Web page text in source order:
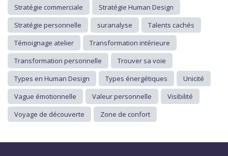
Stratégie commerciale
Stratégie Human Design
Stratégie personnelle
suranalyse
Talents cachés
Témoignage atelier
Transformation intérieure
Transformation personnelle
Trouver sa voie
Types en Human Design
Types énergétiques
Unicité
Vague émotionnelle
Valeur personnelle
Visibilité
Voyage de découverte
Zone de confort